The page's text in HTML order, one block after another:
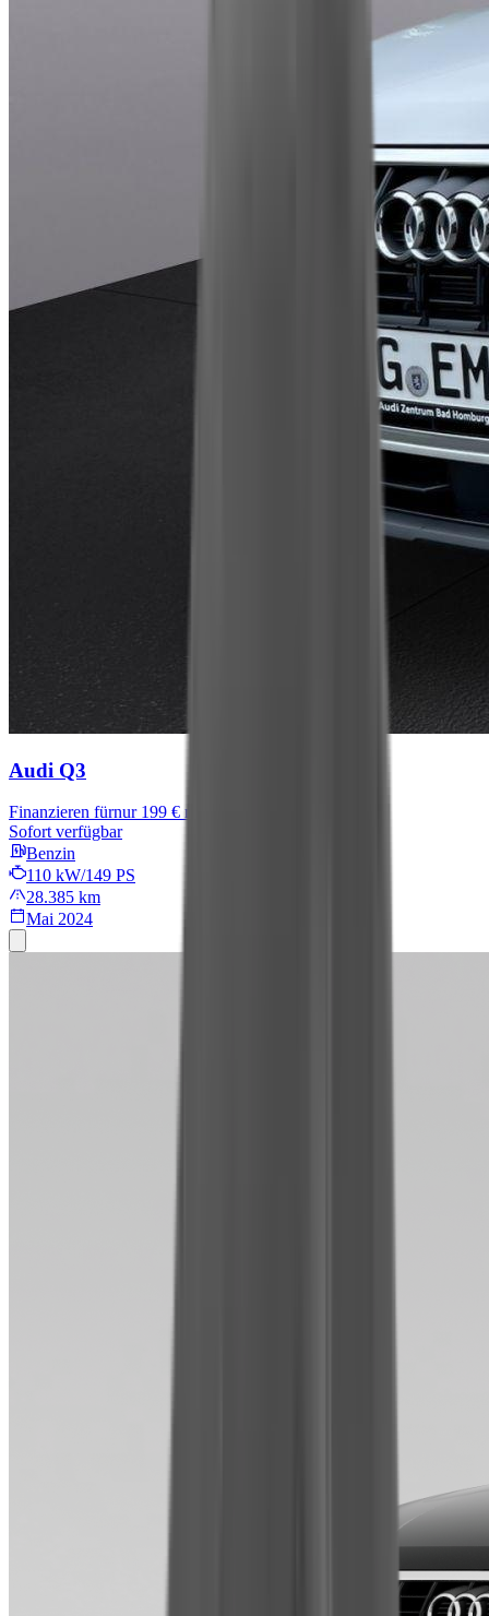
Audi Q3
Finanzieren fürnur 199 € mtl.
Sofort verfügbar
Benzin
110 kW/149 PS
28.385 km
Mai 2024